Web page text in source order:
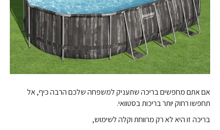
אם אתם מחפשים בריכה שתעניק למשפחה שלכם הרבה כיף, אל
תחפשו רחוק יותר בריכות בסטוואי.
בריכה זו היא לא רק מרווחת וקלה לשימוש,